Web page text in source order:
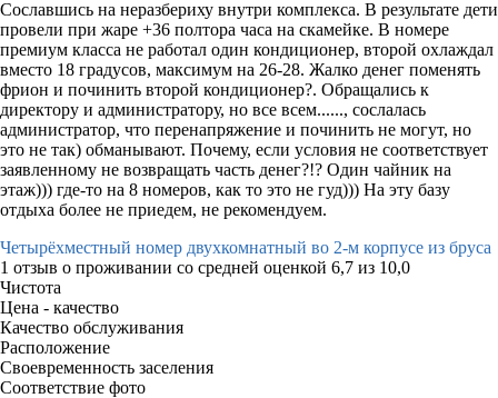
Сославшись на неразбериху внутри комплекса. В результате дети
провели при жаре +36 полтора часа на скамейке. В номере
премиум класса не работал один кондиционер, второй охлаждал
вместо 18 градусов, максимум на 26-28. Жалко денег поменять
фрион и починить второй кондиционер?. Обращались к
директору и администратору, но все всем......, сослалась
администратор, что перенапряжение и починить не могут, но
это не так) обманывают. Почему, если условия не соответствует
заявленному не возвращать часть денег?!? Один чайник на
этаж))) где-то на 8 номеров, как то это не гуд))) На эту базу
отдыха более не приедем, не рекомендуем.
Четырёхместный номер двухкомнатный во 2-м корпусе из бруса
1 отзыв о проживании со средней оценкой 6,7 из 10,0
Чистота
Цена - качество
Качество обслуживания
Расположение
Своевременность заселения
Соответствие фото